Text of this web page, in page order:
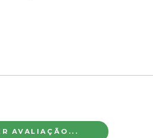
AVALIAÇÃO...